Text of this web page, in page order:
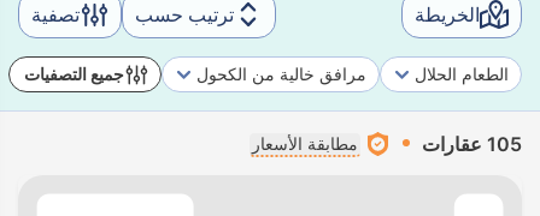
الخريطة ترتيب حسب تصفية
الطعام الحلال مرافق خالية من الكحول جميع التصفيات
105 عقارات مطابقة الأسعار